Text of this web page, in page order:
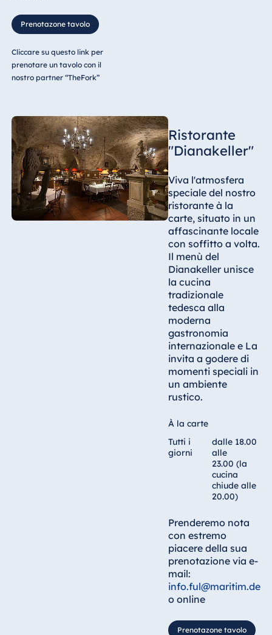
Prenotazone tavolo
Cliccare su questo link per
prenotare un tavolo con il
nostro partner “TheFork”
Ristorante
"Dianakeller"
Viva l'atmosfera
speciale del nostro
ristorante à la
carte, situato in un
affascinante locale
con soffitto a volta.
Il menù del
Dianakeller unisce
la cucina
tradizionale
tedesca alla
moderna
gastronomia
internazionale e La
invita a godere di
momenti speciali in
un ambiente
rustico.
À la carte
Tutti i
giorni
dalle 18.00
alle
23.00 (la
cucina
chiude alle
20.00)
Prenderemo nota
con estremo
piacere della sua
prenotazione via e-
mail:
info.ful@maritim.de
o online
Prenotazone tavolo